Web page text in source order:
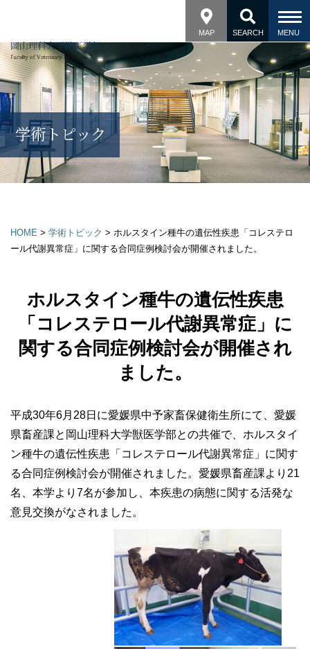
MAP SEARCH
学術トピック
HOME > 学術トピック > ホルスタイン種牛の遺伝性疾患「コレステロ
ール代謝異常症」に関する合同症例検討会が開催されました。
ホルスタイン種牛の遺伝性疾患
「コレステロール代謝異常症」に
関する合同症例検討会が開催され
ました。
平成30年6月 28日に愛媛県中予家畜保健衛生所にて、愛媛
県畜産課と岡山理科大学獣医学部との共催で、ホルスタイ
ン種牛の遺伝性疾患「コレステロール代謝異常症」に関す
る合同症例検討会が開催されました。愛媛県畜産課より 21
名、本学より 7名が参加し、本疾患の病態に関する活発な
意見交換がなされました。